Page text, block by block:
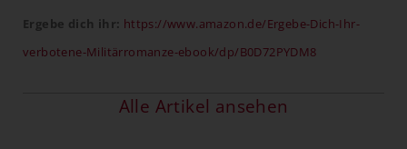
Ergebe dich ihr: https://www.amazon.de/Ergebe-Dich-Ihr-
verbotene-Militärromanze-ebook/dp/B0D72PYDM8
Alle Artikel ansehen